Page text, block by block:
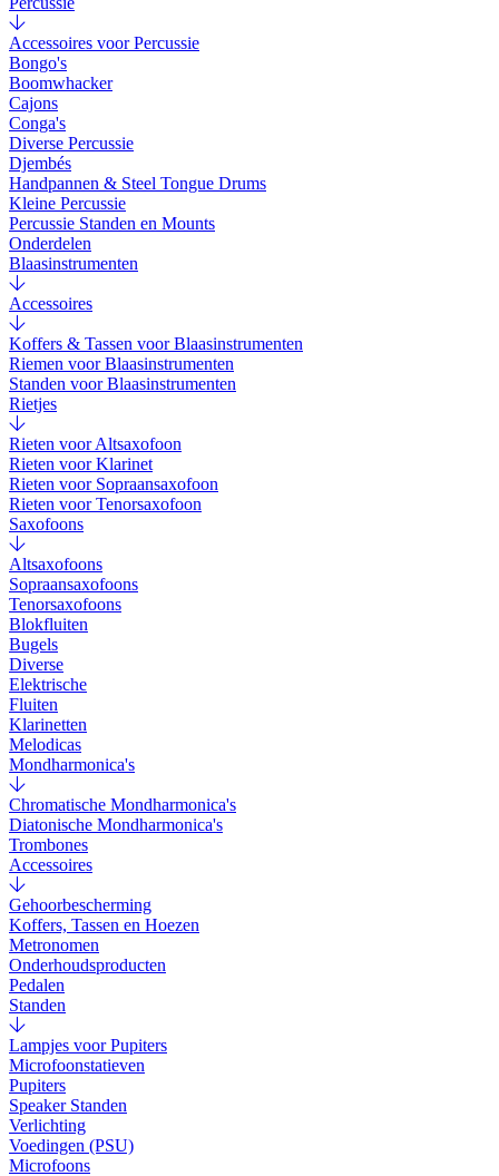
Accessoires voor Percussie
Bongo's
Boomwhacker
Cajons
Conga's
Diverse Percussie
Djembés
Handpannen & Steel Tongue Drums
Kleine Percussie
Percussie Standen en Mounts
Onderdelen
Blaasinstrumenten
Accessoires
Koffers & Tassen voor Blaasinstrumenten
Riemen voor Blaasinstrumenten
Standen voor Blaasinstrumenten
Rietjes
Rieten voor Altsaxofoon
Rieten voor Klarinet
Rieten voor Sopraansaxofoon
Rieten voor Tenorsaxofoon
Saxofoons
Altsaxofoons
Sopraansaxofoons
Tenorsaxofoons
Blokfluiten
Bugels
Diverse
Elektrische
Fluiten
Klarinetten
Melodicas
Mondharmonica's
Chromatische Mondharmonica's
Diatonische Mondharmonica's
Trombones
Accessoires
Gehoorbescherming
Koffers, Tassen en Hoezen
Metronomen
Onderhoudsproducten
Pedalen
Standen
Lampjes voor Pupiters
Microfoonstatieven
Pupiters
Speaker Standen
Verlichting
Voedingen (PSU)
Microfoons